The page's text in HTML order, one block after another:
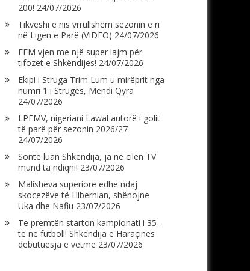
200! 24/07/2026
Tikveshi e nis vrrullshëm sezonin e ri
në Ligën e Parë (VIDEO) 24/07/2026
FFM vjen me një super lajm për
tifozët e Shkëndijës! 24/07/2026
Ekipi i Struga Trim Lum u mirëprit nga
numri 1 i Strugës, Mendi Qyra
24/07/2026
LPFMV, nigeriani Lawal autorë i golit
të parë për sezonin 2026/27
24/07/2026
Sonte luan Shkëndija, ja në cilën TV
mund ta ndiqni! 23/07/2026
Malisheva superiore edhe ndaj
skocezëve të Hibernian, shënojnë
Uka dhe Nafiu 23/07/2026
Të premtën starton kampionati i 35-
të në futboll! Shkëndija e Haraçinës
debutuesja e vetme 23/07/2026